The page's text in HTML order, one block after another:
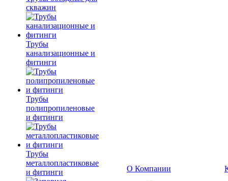
скважин
Трубы
канализационные и
фитинги
Трубы
полипропиленовые
и фитинги
Трубы
металлопластиковые
и фитинги
О Компании